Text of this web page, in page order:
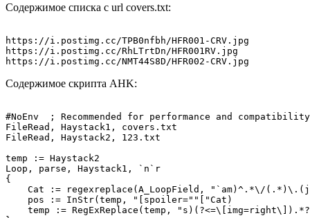
Содержимое списка с url covers.txt:
https://i.postimg.cc/TPB0nfbh/HFR001-CRV.jpg
https://i.postimg.cc/RhLTrtDn/HFR001RV.jpg
Содержимое скрипта AHK:
#NoEnv  ; Recommended for performance and
FileRead, Haystack1, covers.txt
FileRead, Haystack2, 123.txt
temp := Haystack2
Loop, parse, Haystack1, `n`r
{
Cat := regexreplace(A_LoopField, "`am)^.*\/
    pos := InStr(temp, "[spoiler=""["Cat)
temp := RegExReplace(temp,